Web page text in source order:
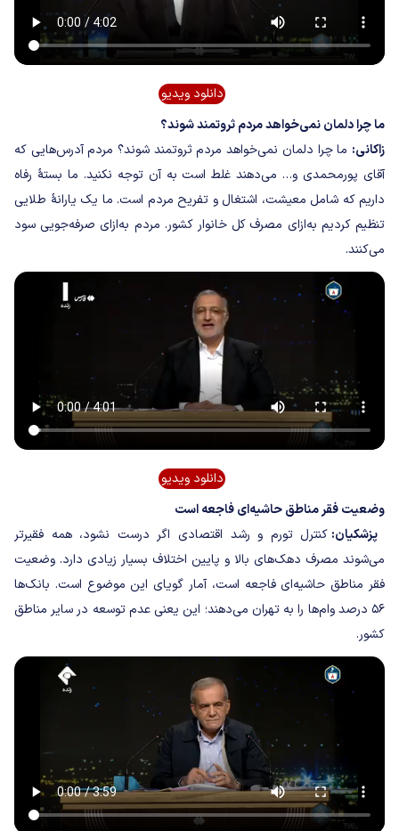
دانلود ویدیو
ما چرا دلمان نمی‌خواهد مردم ثروتمند شوند؟
زاکانی: ما چرا دلمان نمی‌خواهد مردم ثروتمند شوند؟ مردم آدرس‌هایی که
آقای پورمحمدی و… می‌دهند غلط است به آن توجه نکنید. ما بستۀ رفاه
داریم که شامل معیشت، اشتغال و تفریح مردم است. ما یک یارانۀ طلایی
تنظیم کردیم به‌ازای مصرف کل خانوار کشور. مردم به‌ازای صرفه‌جویی سود
می‌کنند.
دانلود ویدیو
وضعیت فقر مناطق حاشیه‌ای فاجعه است
پزشکیان: کنترل تورم و رشد اقتصادی اگر درست نشود، همه فقیرتر
می‌شوند مصرف دهک‌های بالا و پایین اختلاف بسیار زیادی دارد. وضعیت
فقر مناطق حاشیه‌ای فاجعه است، آمار گویای این موضوع است. بانک‌ها
۵۶ درصد وام‌ها را به تهران می‌دهند؛ این یعنی عدم توسعه در سایر مناطق
کشور.